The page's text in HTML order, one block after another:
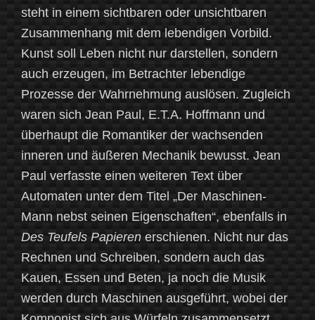
steht in einem sichtbaren oder unsichtbaren
Zusammenhang mit dem lebendigen Vorbild.
Kunst soll Leben nicht nur darstellen, sondern
auch erzeugen, im Betrachter lebendige
Prozesse der Wahrnehmung auslösen. Zugleich
waren sich Jean Paul, E.T.A. Hoffmann und
überhaupt die Romantiker der wachsenden
inneren und äußeren Mechanik bewusst. Jean
Paul verfasste einen weiteren Text über
Automaten unter dem Titel „Der Maschinen-
Mann nebst seinen Eigenschaften“, ebenfalls in
Des Teufels Papieren erschienen. Nicht nur das
Rechnen und Schreiben, sondern auch das
Kauen, Essen und Beten, ja noch die Musik
werden durch Maschinen ausgeführt, wobei der